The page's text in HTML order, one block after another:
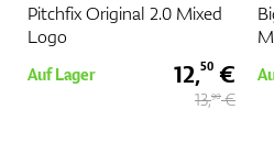
Pitchfix Original 2.0 Mixed
Logo
Auf Lager 12,50 €
13,90€